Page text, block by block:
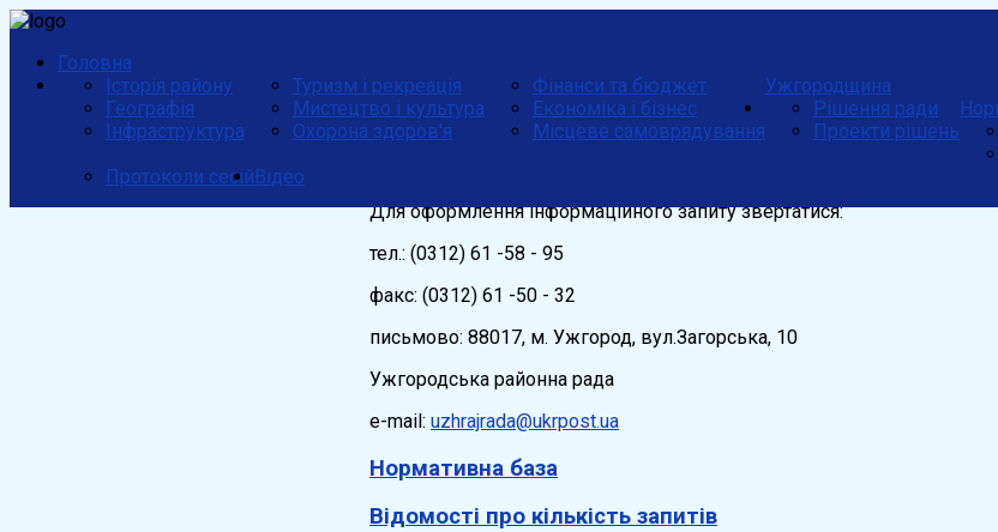
Головна
Ужгородщина
Історія району
Географія
Інфраструктура
Туризм і рекреація
Мистецтво і культура
Охорона здоров'я
Фінанси та бюджет
Економіка і бізнес
Місцеве самоврядування
Рішення ради
Проекти рішень
Протоколи сесійВідео
Для оформлення інформаційного запиту звертатися:
тел.: (0312) 61 -58 - 95
факс: (0312) 61 -50 - 32
письмово: 88017, м. Ужгород, вул.Загорська, 10
Ужгородська районна рада
e-mail: uzhrajrada@ukrpost.ua
Нормативна база
Відомості про кількість запитів